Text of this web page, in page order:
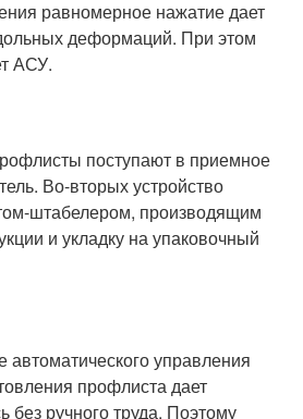
равномерное нажатие дает
деформаций. При этом
АСУ.
поступают в приемное
Во-вторых устройство
штабелером, производящим
и укладку на упаковочный
автоматического управления
профлиста дает
без ручного труда. Поэтому